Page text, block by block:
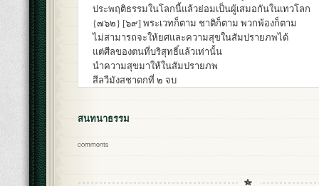
ประพฤติธรรมในโลกนี้แล้วย่อมเป็นผู้เสมอกันในเทวโลก
{๗๖๒} [๖๙] พระเวทก็ตาม ชาติก็ตาม พวกพ้องก็ตาม
ไม่สามารถจะให้ยศและความสุขในสัมปรายภพได้
แต่ศีลของตนที่บริสุทธิ์แล้วเท่านั้น
นำความสุขมาให้ในสัมปรายภพ
สีลวีมังสชาดกที่ ๒ จบ
สนทนาธรรม
comments